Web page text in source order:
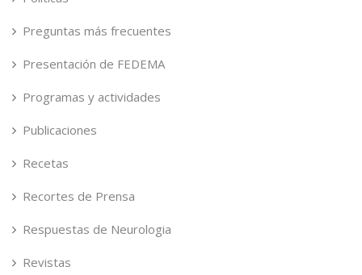
Preguntas más frecuentes
Presentación de FEDEMA
Programas y actividades
Publicaciones
Recetas
Recortes de Prensa
Respuestas de Neurologia
Revistas